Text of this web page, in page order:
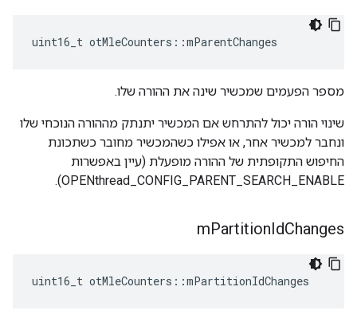
uint16_t otMleCounters ::mParentChanges
מספר הפעמים שמכשיר שינה את ההורה שלו.
שינוי הורה יכול להתרחש אם המכשיר יתנתק מההורה הנוכחי שלו
ונחבר למכשיר אחר, או אפילו כשהמכשיר מחובר כשתכונת
החיפוש התקופתית של ההורה מופעלת (עיין באפשרות
OPENthread_CONFIG_PARENT_SEARCH_ENABLE).
mPartitionIdChanges
uint16_t otMleCounters ::mPartitionIdChanges